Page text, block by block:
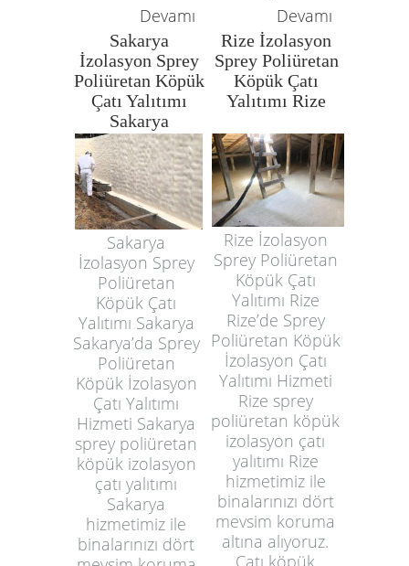
Devamı
Devamı
Sakarya
İzolasyon Sprey
Poliüretan Köpük
Çatı Yalıtımı
Sakarya
Rize İzolasyon
Sprey Poliüretan
Köpük Çatı
Yalıtımı Rize
Sakarya
İzolasyon Sprey
Poliüretan
Köpük Çatı
Yalıtımı Sakarya
Sakarya’da Sprey
Poliüretan
Köpük İzolasyon
Çatı Yalıtımı
Hizmeti Sakarya
sprey poliüretan
köpük izolasyon
çatı yalıtımı
Sakarya
hizmetimiz ile
binalarınızı dört
Rize İzolasyon
Sprey Poliüretan
Köpük Çatı
Yalıtımı Rize
Rize’de Sprey
Poliüretan Köpük
İzolasyon Çatı
Yalıtımı Hizmeti
Rize sprey
poliüretan köpük
izolasyon çatı
yalıtımı Rize
hizmetimiz ile
binalarınızı dört
mevsim koruma
altına alıyoruz.
Çatı köpük